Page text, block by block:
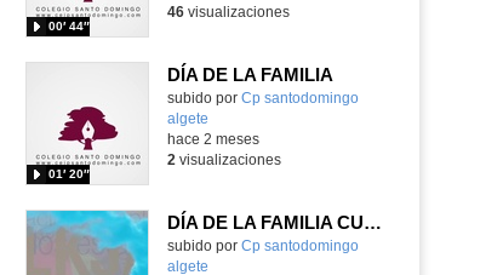
00′ 44″
46visualizaciones
DÍA DE LA FAMILIA
subido por Cp santodomingo
algete
01′ 20″
hace 2 meses
2 visualizaciones
DÍA DE LA FAMILIA CURSO 25_26
subido por Cp santodomingo
algete